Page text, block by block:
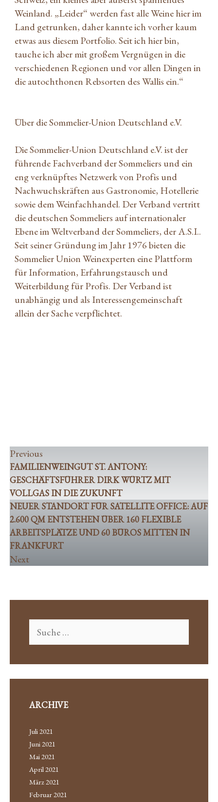
Weinland. „Leider“ werden fast alle Weine hier im
Land getrunken, daher kannte ich vorher kaum
etwas aus diesem Portfolio. Seit ich hier bin,
tauche ich aber mit großem Vergnügen in die
verschiedenen Regionen und vor allen Dingen in
die autochthonen Rebsorten des Wallis ein.“
Über die Sommelier-Union Deutschland e.V.
Die Sommelier-Union Deutschland e.V. ist der
führende Fachverband der Sommeliers und ein
eng verknüpftes Netzwerk von Profis und
Nachwuchskräften aus Gastronomie, Hotellerie
sowie dem Weinfachhandel. Der Verband vertritt
die deutschen Sommeliers auf internationaler
Ebene im Weltverband der Sommeliers, der A.S.I..
Seit seiner Gründung im Jahr 1976 bieten die
Sommelier Union Weinexperten eine Plattform
für Information, Erfahrungstausch und
Weiterbildung für Profis. Der Verband ist
unabhängig und als Interessengemeinschaft
allein der Sache verpflichtet.
Previous
FAMILIENWEINGUT ST. ANTONY:
GESCHÄFTSFÜHRER DIRK WÜRTZ MIT
VOLLGAS IN DIE ZUKUNFT
NEUER STANDORT FÜR SATELLITE OFFICE: AUF
2.600 QM ENTSTEHEN ÜBER 160 FLEXIBLE
ARBEITSPLÄTZE UND 60 BÜROS MITTEN IN
FRANKFURT
Next
ARCHIVE
Juli 2021
Juni 2021
Mai 2021
April 2021
März 2021
Februar 2021